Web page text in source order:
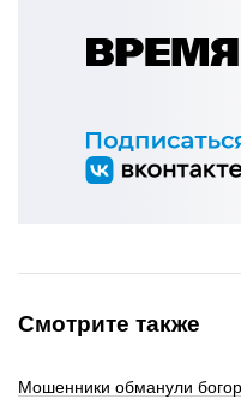
Смотрите также
Мошенники обманули